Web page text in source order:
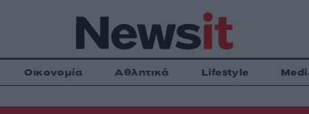
Οικονομία Αθλητικά Lifestyle